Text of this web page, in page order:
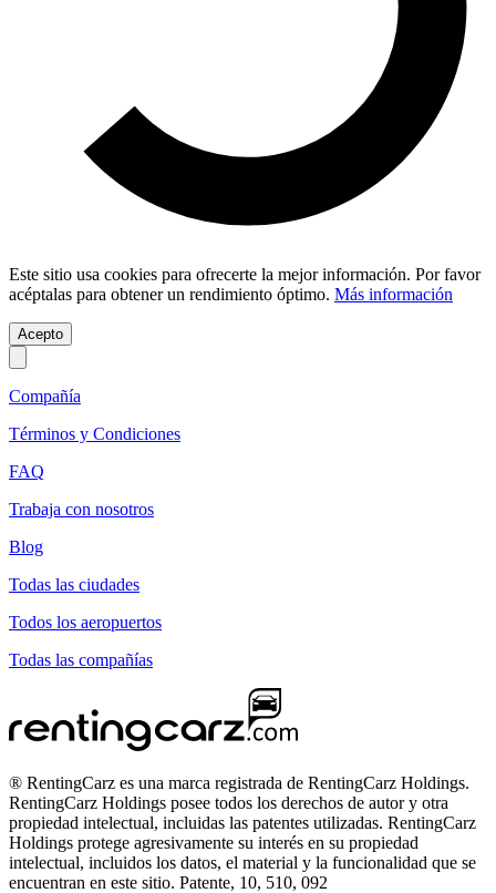
Este sitio usa cookies para ofrecerte la mejor información. Por favor
acéptalas para obtener un rendimiento óptimo. Más información
Acepto
Compañía
Términos y Condiciones
FAQ
Trabaja con nosotros
Blog
Todas las ciudades
Todos los aeropuertos
Todas las compañías
® RentingCarz es una marca registrada de RentingCarz Holdings.
RentingCarz Holdings posee todos los derechos de autor y otra
propiedad intelectual, incluidas las patentes utilizadas. RentingCarz
Holdings protege agresivamente su interés en su propiedad
intelectual, incluidos los datos, el material y la funcionalidad que se
encuentran en este sitio. Patente, 10, 510, 092